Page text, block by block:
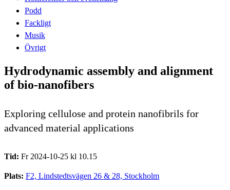
Podd
Fackligt
Musik
Övrigt
Hydrodynamic assembly and alignment
of bio-nanofibers
Exploring cellulose and protein nanofibrils for
advanced material applications
Tid: Fr 2024-10-25 kl 10.15
Plats: F2, Lindstedtsvägen 26 & 28, Stockholm